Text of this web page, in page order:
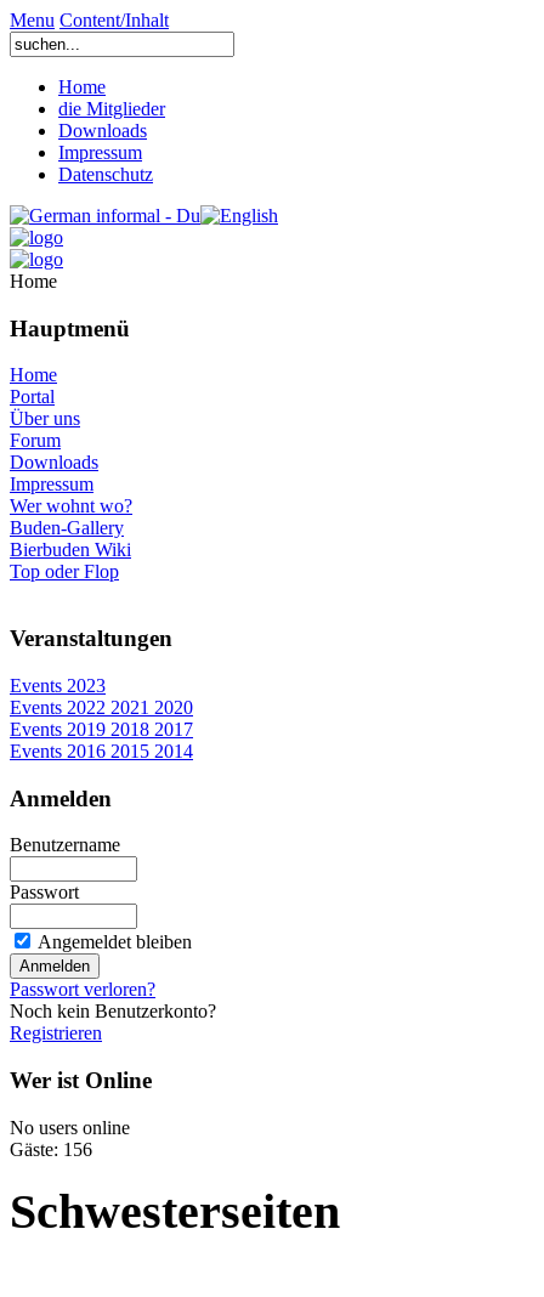
Menu Content/Inhalt
Home
die Mitglieder
Downloads
Impressum
Datenschutz
Home
Hauptmenü
Home
Portal
Über uns
Forum
Downloads
Impressum
Wer wohnt wo?
Buden-Gallery
Bierbuden Wiki
Top oder Flop
Veranstaltungen
Events 2023
Events 2022 2021 2020
Events 2019 2018 2017
Events 2016 2015 2014
Anmelden
Benutzername
Passwort
Angemeldet bleiben
Passwort verloren?
Noch kein Benutzerkonto?
Registrieren
Wer ist Online
No users online
Gäste: 156
Schwesterseiten